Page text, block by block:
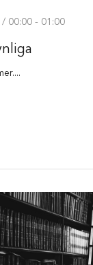
/ 00:00 - 01:00